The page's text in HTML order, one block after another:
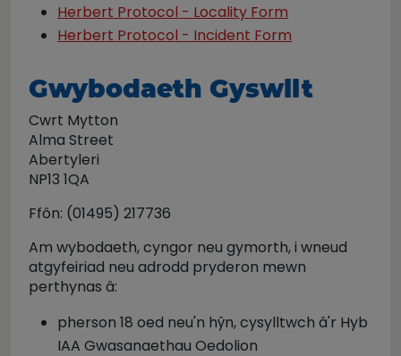
Herbert Protocol - Locality Form
Herbert Protocol - Incident Form
Gwybodaeth Gyswllt
Cwrt Mytton
Alma Street
Abertyleri
NP13 1QA
Ffôn: (01495) 217736
Am wybodaeth, cyngor neu gymorth, i wneud
atgyfeiriad neu adrodd pryderon mewn
perthynas â:
pherson 18 oed neu'n hŷn, cysylltwch â'r Hyb
IAA Gwasanaethau Oedolion